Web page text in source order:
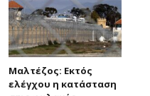
Μαλτέζος: Εκτός
ελέγχου η κατάσταση